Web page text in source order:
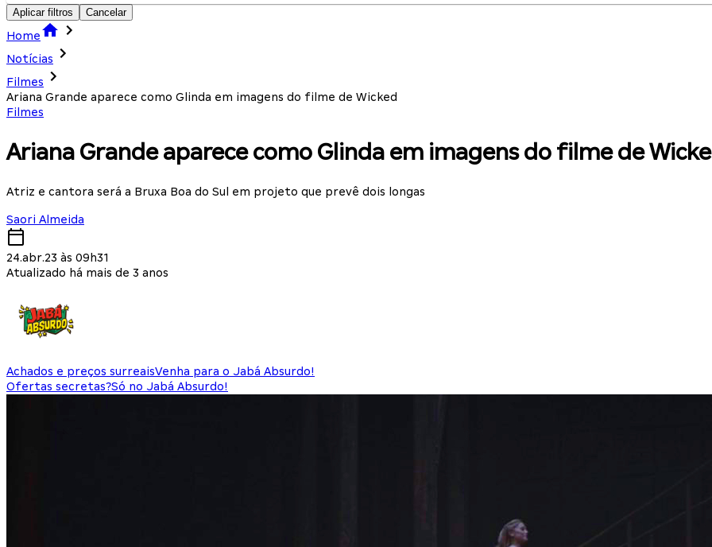
Aplicar filtros Cancelar
Home
Notícias
Filmes
Ariana Grande aparece como Glinda em imagens do filme de Wicked
Filmes
Ariana Grande aparece como Glinda em imagens do filme de
Atriz e cantora será a Bruxa Boa do Sul em projeto que prevê dois longas
Saori Almeida
24.abr.23 às 09h31
Atualizado há mais de 3 anos
Achados e preços surreaisVenha para o Jabá Absurdo!
Ofertas secretas?Só no Jabá Absurdo!